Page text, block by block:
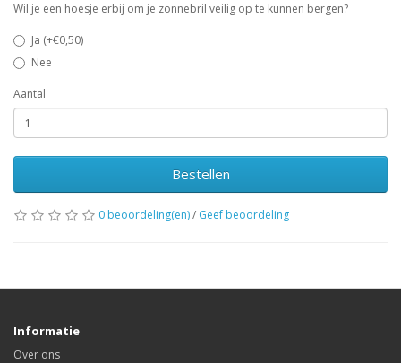
Wil je een hoesje erbij om je zonnebril veilig op te kunnen bergen?
Ja (+€0,50)
Nee
Aantal
Bestellen
0 beoordeling(en)/ Geef beoordeling
Informatie
Over ons